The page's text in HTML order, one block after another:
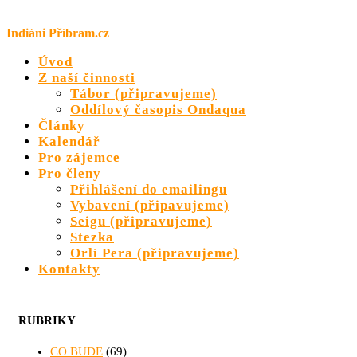
na
obsah
Indiáni Příbram.cz
Úvod
Z naší činnosti
Tábor (připravujeme)
Oddílový časopis Ondaqua
Články
Kalendář
Pro zájemce
Pro členy
Přihlášení do emailingu
Vybavení (připavujeme)
Seigu (připravujeme)
Stezka
Orlí Pera (připravujeme)
Kontakty
RUBRIKY
CO BUDE (69)